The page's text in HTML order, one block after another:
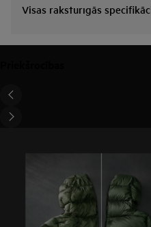
Visas raksturīgās